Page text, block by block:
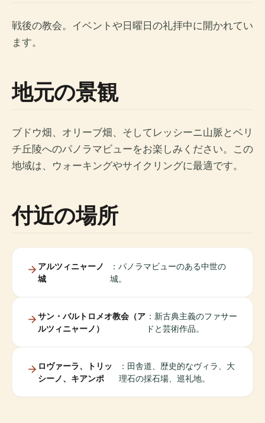
戦後の教会。イベントや日曜日の礼拝中に開かれてい
ます。
地元の景観
ブドウ畑、オリーブ畑、そしてレッシーニ山脈とベリ
チ丘陵へのパノラマビューをお楽しみください。この
地域は、ウォーキングやサイクリングに最適です。
付近の場所
アルツィニャーノ
城
：パノラマビューのある中世の
城。
サン・バルトロメオ教会（ア
ルツィニャーノ）
：新古典主義のファサー
ドと芸術作品。
ロヴァーラ、トリッ
シーノ、キアンポ
：田舎道、歴史的なヴィラ、大
理石の採石場、巡礼地。